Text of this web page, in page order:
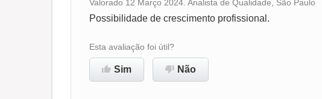
Oportunidade de promoção
Ambiente de trabalho
Recomenda esta empresa
Valorado 12 Março 2024. Analista de Qualidade, São Paulo
Possibilidade de crescimento profissional.
Esta avaliação foi útil?
Sim Não